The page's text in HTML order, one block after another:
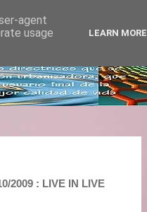
2009 : LIVE IN LIVE
agent
usage
LEARN MORE